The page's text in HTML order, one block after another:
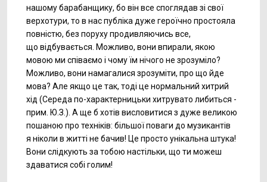
нашому барабанщику, бо він все споглядав зі свої
верхотури, то в нас публіка дуже героїчно простояла
повністю, без поруху продивляючись все,
що відбувається. Можливо, вони впирали, якою
мовою ми співаємо і чому їм нічого не зрозуміло?
Можливо, вони намагалися зрозуміти, про що йде
мова? Але якщо це так, тоді це нормальний хитрий
хід (Середа по-характерницьки хитрувато либиться -
прим. Ю.З.). А ще б хотів висловитися з дуже великою
пошаною про техніків: більшої поваги до музикантів
я ніколи в житті не бачив! Це просто унікальна штука!
Вони слідкують за тобою настільки, що ти можеш
здаватися собі голим!